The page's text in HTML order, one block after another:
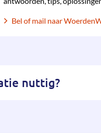
Bel of mail naar
nuttig?